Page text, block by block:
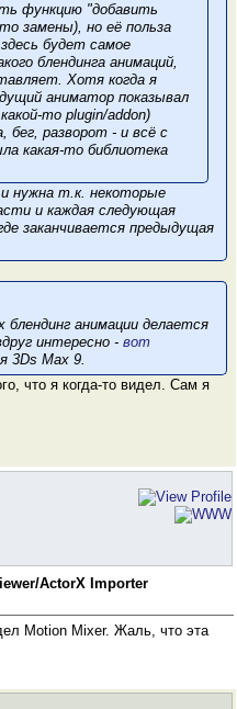
функцию "добавить
замены), но её польза
будет самое
блендинга анимаций,
Хотя когда я
аниматор показывал
то plugin/addon)
бег, разворот - и всё с
какая-то библиотека
и нужна т.к. некоторые
и каждая следующая
заканчивается предыдущая
блендинг анимации делается
интересно - вот
3Ds Max 9.
что я когда-то видел. Сам я
ActorX Importer
Motion Mixer. Жаль, что эта